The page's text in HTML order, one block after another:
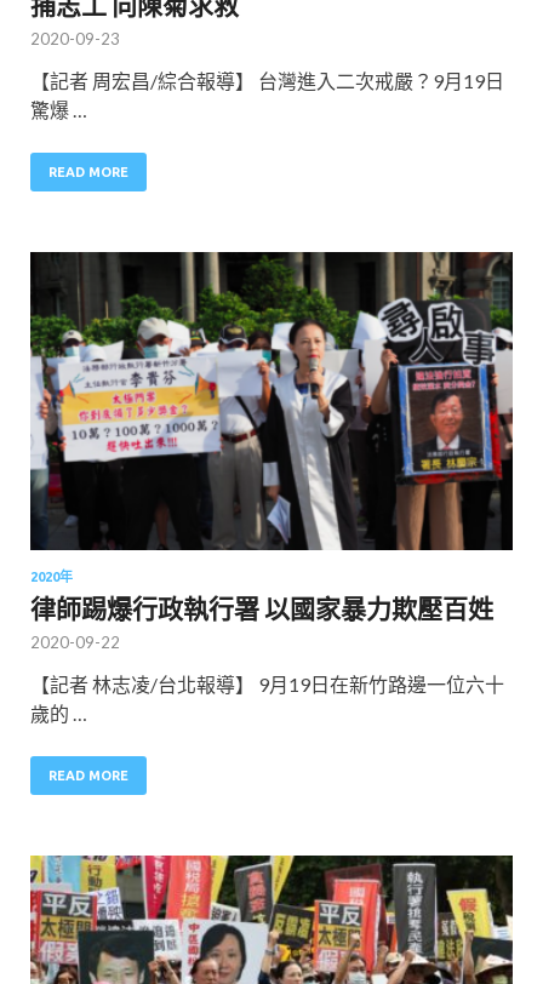
2020-09-23
【記者 周宏昌/綜合報導】 台灣進入二次戒嚴？9月19日
驚爆 …
READ MORE
2020年
律師踢爆行政執行署 以國家暴力欺壓百姓
2020-09-22
【記者 林志凌/台北報導】 9月19日在新竹路邊一位六十
歲的 …
READ MORE